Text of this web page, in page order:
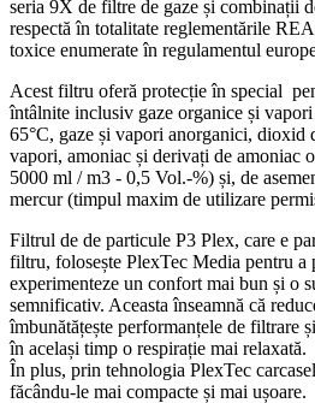
seria 9X de filtre de gaze și combinații
respectă în totalitate reglementările
toxice enumerate în regulamentul
Acest filtru oferă protecție în special
întâlnite inclusiv gaze organice și
65°C, gaze și vapori anorganici, dioxid
vapori, amoniac și derivați de amoniac
5000 ml / m3 - 0,5 Vol.-%) și, de
mercur (timpul maxim de utilizare
Filtrul de de particule P3 Plex, care e
filtru, folosește PlexTec Media pentru a
experimenteze un confort mai bun și o
semnificativ. Aceasta înseamnă că
îmbunătățește performanțele de filtrare
în același timp o respirație mai relaxată.
În plus, prin tehnologia PlexTec
făcându-le mai compacte și mai ușoare.